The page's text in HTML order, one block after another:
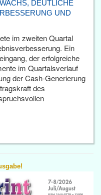
DEUTLICHE
UND
im zweiten Quartal
Ein
der erfolgreiche
im Quartalsverlauf
der Cash-Generierung
des